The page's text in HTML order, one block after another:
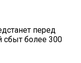
перед
сбыт более 300